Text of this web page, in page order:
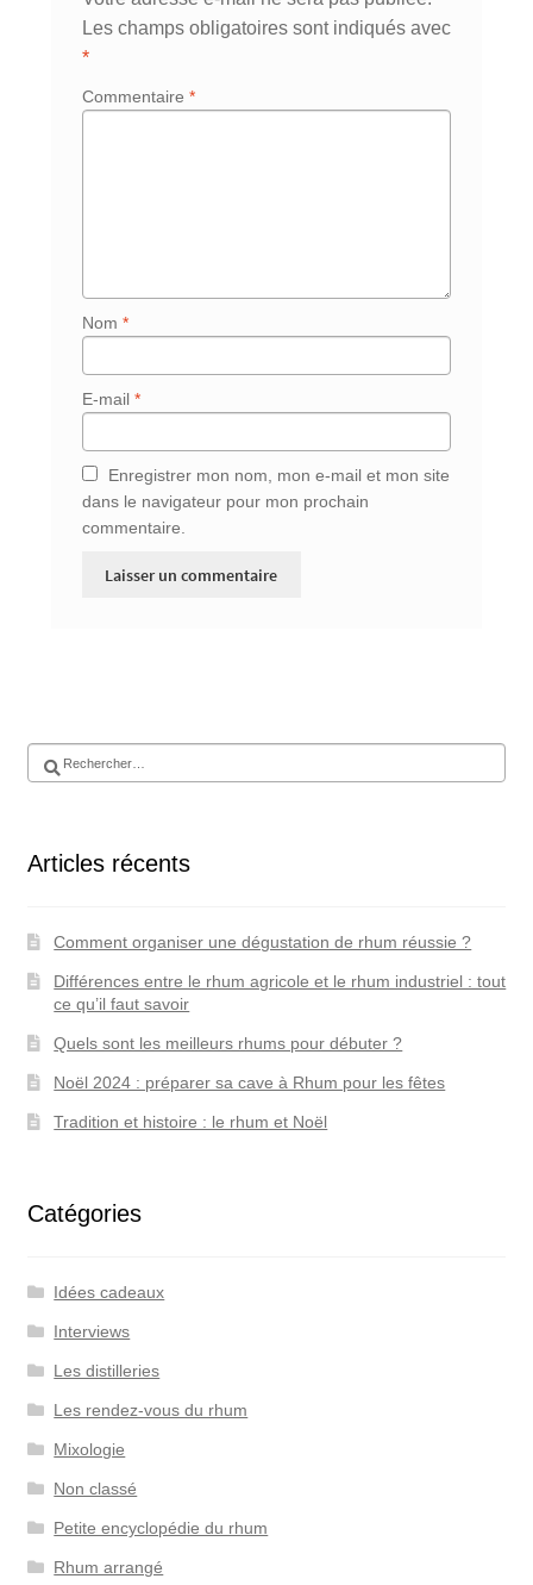
Les champs obligatoires sont indiqués avec
*
Commentaire *
Nom *
E-mail *
Enregistrer mon nom, mon e-mail et mon site
dans le navigateur pour mon prochain
commentaire.
Rechercher :
Articles récents
Comment organiser une dégustation de rhum réussie ?
Différences entre le rhum agricole et le rhum industriel : tout
ce qu’il faut savoir
Quels sont les meilleurs rhums pour débuter ?
Noël 2024 : préparer sa cave à Rhum pour les fêtes
Tradition et histoire : le rhum et Noël
Catégories
Idées cadeaux
Interviews
Les distilleries
Les rendez-vous du rhum
Mixologie
Non classé
Petite encyclopédie du rhum
Rhum arrangé